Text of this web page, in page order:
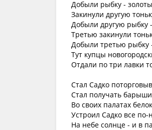
Добыли рыбку -
Закинули другую
Добыли другую рыбку
Третью закинули
Добыли третью рыбку
Тут купцы
Отдали по три лавки
Стал Садко
Стал получать
Во своих палатах
Устроил Садко все по-
На небе солнце - и в